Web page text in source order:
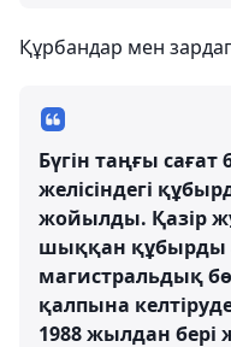
Құрбандар мен
Бүгін таңғы
желісіндегі
жойылды. Қазір
шыққан құбырды
магистральдық
қалпына
1988 жылдан бері